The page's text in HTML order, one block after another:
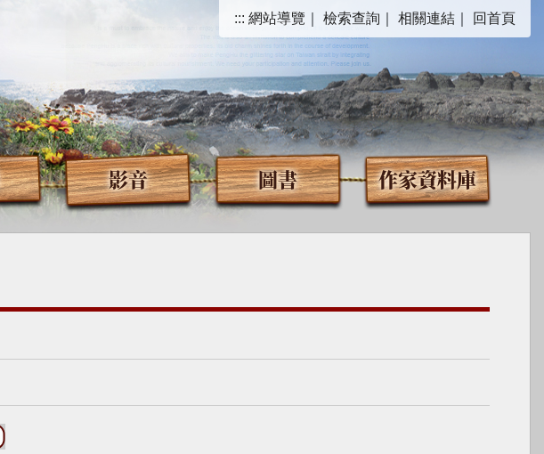
::: 網站導覽 檢索查詢 相關連結 回首頁
影音 圖書 作家資料庫